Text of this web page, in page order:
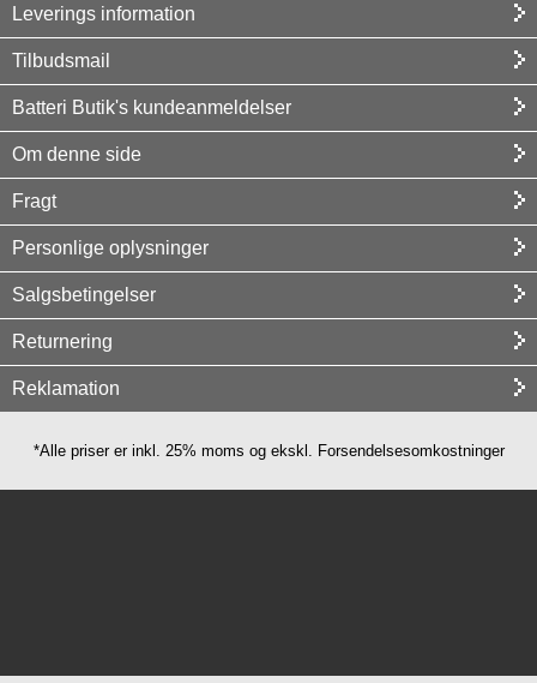
Leverings information
Tilbudsmail
Batteri Butik's kundeanmeldelser
Om denne side
Fragt
Personlige oplysninger
Salgsbetingelser
Returnering
Reklamation
*Alle priser er inkl. 25% moms og ekskl. Forsendelsesomkostninger